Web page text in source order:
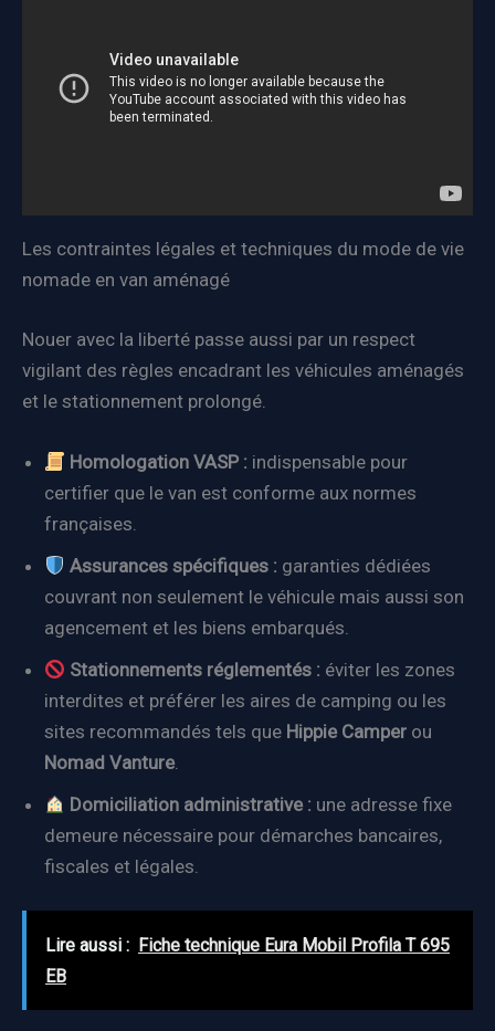
Les contraintes légales et techniques du mode de vie
nomade en van aménagé
Nouer avec la liberté passe aussi par un respect
vigilant des règles encadrant les véhicules aménagés
et le stationnement prolongé.
Homologation VASP : indispensable pour
certifier que le van est conforme aux normes
françaises.
Assurances spécifiques : garanties dédiées
couvrant non seulement le véhicule mais aussi son
agencement et les biens embarqués.
Stationnements réglementés : éviter les zones
interdites et préférer les aires de camping ou les
sites recommandés tels que Hippie Camper ou
Nomad Vanture.
Domiciliation administrative : une adresse fixe
demeure nécessaire pour démarches bancaires,
fiscales et légales.
Lire aussi : Fiche technique Eura Mobil Profila T 695
EB